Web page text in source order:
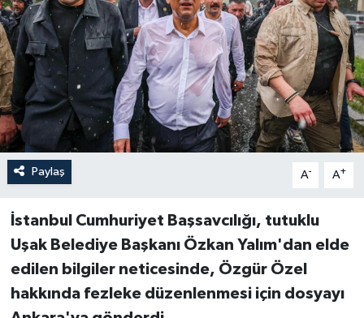
Paylaş A- A+
İstanbul Cumhuriyet Başsavcılığı, tutuklu
Uşak Belediye Başkanı Özkan Yalım'dan elde
edilen bilgiler neticesinde, Özgür Özel
hakkında fezleke düzenlenmesi için dosyayı